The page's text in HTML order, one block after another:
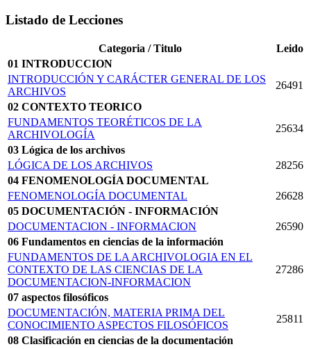
Listado de Lecciones
Categoria / Titulo
Leido
01 INTRODUCCION
INTRODUCCIÓN Y CARÁCTER GENERAL DE LOS
ARCHIVOS
26491
02 CONTEXTO TEORICO
FUNDAMENTOS TEORÉTICOS DE LA
ARCHIVOLOGÍA
25634
03 Lógica de los archivos
LÓGICA DE LOS ARCHIVOS
28256
04 FENOMENOLOGÍA DOCUMENTAL
FENOMENOLOGÍA DOCUMENTAL
26628
05 DOCUMENTACIÓN - INFORMACIÓN
DOCUMENTACION - INFORMACION
26590
06 Fundamentos en ciencias de la información
FUNDAMENTOS DE LA ARCHIVOLOGIA EN EL
CONTEXTO DE LAS CIENCIAS DE LA
DOCUMENTACION-INFORMACION
27286
07 aspectos filosóficos
DOCUMENTACIÓN, MATERIA PRIMA DEL
CONOCIMIENTO ASPECTOS FILOSÓFICOS
25811
08 Clasificación en ciencias de la documentación